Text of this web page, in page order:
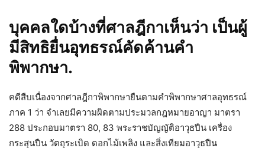
บุคคลใดบ้างที่ศาลฎีกาเห็นว่า เป็นผู้
มีสิทธิยื่นอุทธรณ์คัดค้านคำ
พิพากษา.
คดีสืบเนื่องจากศาลฎีกาพิพากษายืนตามคำพิพากษาศาลอุทธรณ์
ภาค 1 ว่า จำเลยมีความผิดตามประมวลกฎหมายอาญา มาตรา
288 ประกอบมาตรา 80, 83 พระราชบัญญัติอาวุธปืน เครื่อง
กระสุนปืน วัตถุระเบิด ดอกไม้เพลิง และสิ่งเทียมอาวุธปืน